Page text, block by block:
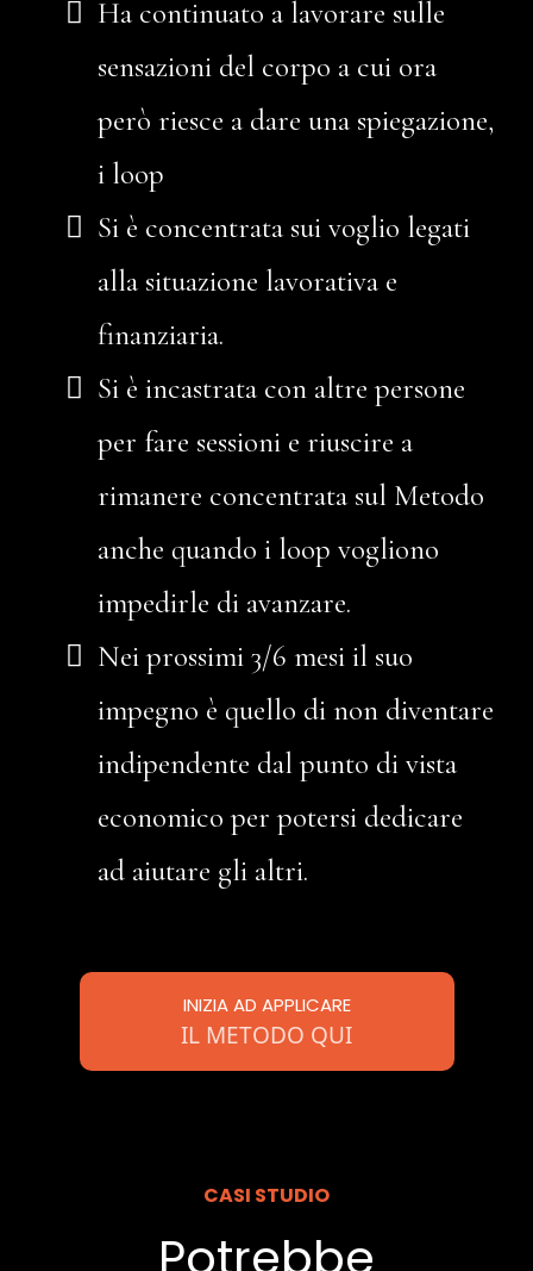
Ha continuato a lavorare sulle
sensazioni del corpo a cui ora
però riesce a dare una spiegazione,
i loop
Si è concentrata sui voglio legati
alla situazione lavorativa e
finanziaria.
Si è incastrata con altre persone
per fare sessioni e riuscire a
rimanere concentrata sul Metodo
anche quando i loop vogliono
impedirle di avanzare.
Nei prossimi 3/6 mesi il suo
impegno è quello di non diventare
indipendente dal punto di vista
economico per potersi dedicare
ad aiutare gli altri.
INIZIA AD APPLICARE
IL METODO QUI
CASI STUDIO